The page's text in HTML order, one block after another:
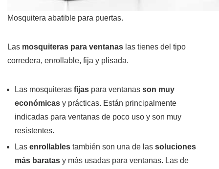
Mosquitera abatible para puertas.
Las mosquiteras para ventanas las tienes del tipo
corredera, enrollable, fija y plisada.
Las mosquiteras fijas para ventanas son muy
económicas y prácticas. Están principalmente
indicadas para ventanas de poco uso y son muy
resistentes.
Las enrollables también son una de las soluciones
más baratas y más usadas para ventanas. Las de